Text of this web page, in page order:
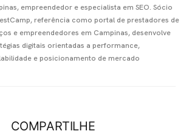
empreendedor e especialista em SEO. Sócio
referência como portal de prestadores de
e empreendedores em Campinas, desenvolve
digitais orientadas a performance,
e posicionamento de mercado
COMPARTILHE